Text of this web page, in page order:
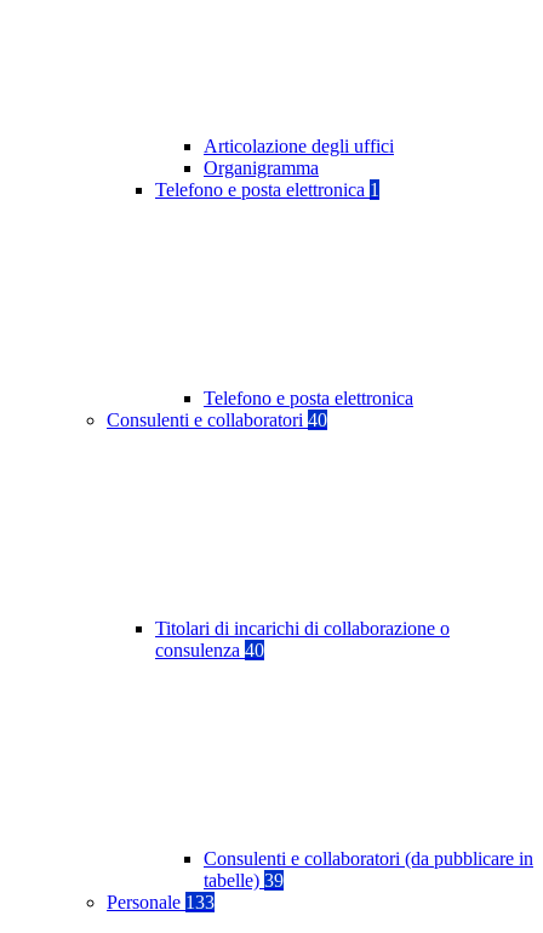
Articolazione degli uffici
Organigramma
Telefono e posta elettronica 1
Telefono e posta elettronica
Consulenti e collaboratori 40
Titolari di incarichi di collaborazione o
consulenza 40
Consulenti e collaboratori (da pubblicare in
tabelle) 39
Personale 133